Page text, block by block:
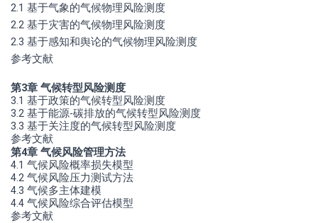
2.1 基于气象的气候物理风险测度
2.2 基于灾害的气候物理风险测度
2.3 基于感知和舆论的气候物理风险测度
参考文献
第3章 气候转型风险测度
3.1 基于政策的气候转型风险测度
3.2 基于能源-碳排放的气候转型风险测度
3.3 基于关注度的气候转型风险测度
参考文献
第4章 气候风险管理方法
4.1 气候风险概率损失模型
4.2 气候风险压力测试方法
4.3 气候多主体建模
4.4 气候风险综合评估模型
参考文献